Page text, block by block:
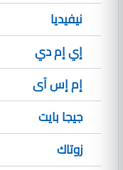
نيفيديا
إي إم دي
إم إس آى
جيجا بايت
زوتاك